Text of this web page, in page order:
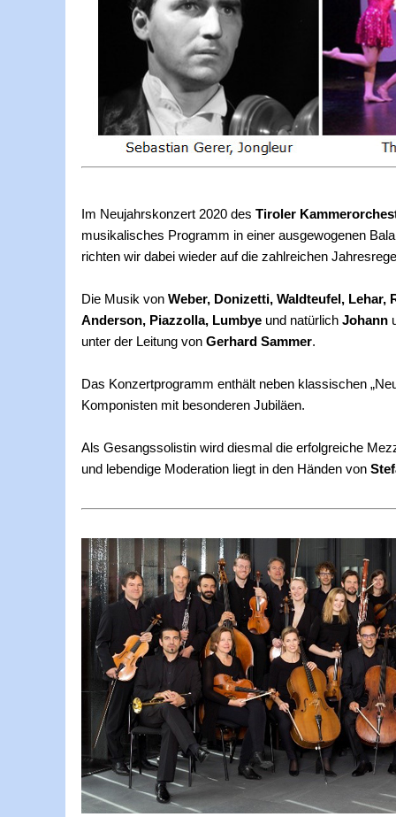
Im Neujahrskonzert 2020 des Tiroler
musikalisches Programm in einer ausgewogenen
richten wir dabei wieder auf die zahlreichen
Die Musik von Weber, Donizetti, Waldteufel, Lehar,
Anderson, Piazzolla, Lumbye und natürlichJohann
unter der Leitung von Gerhard Sammer.
Das Konzertprogramm enthält neben klassischen
Komponisten mit besonderen Jubiläen.
Als Gesangssolistin wird diesmal die erfolgreiche
und lebendige Moderation liegt in den Händen von